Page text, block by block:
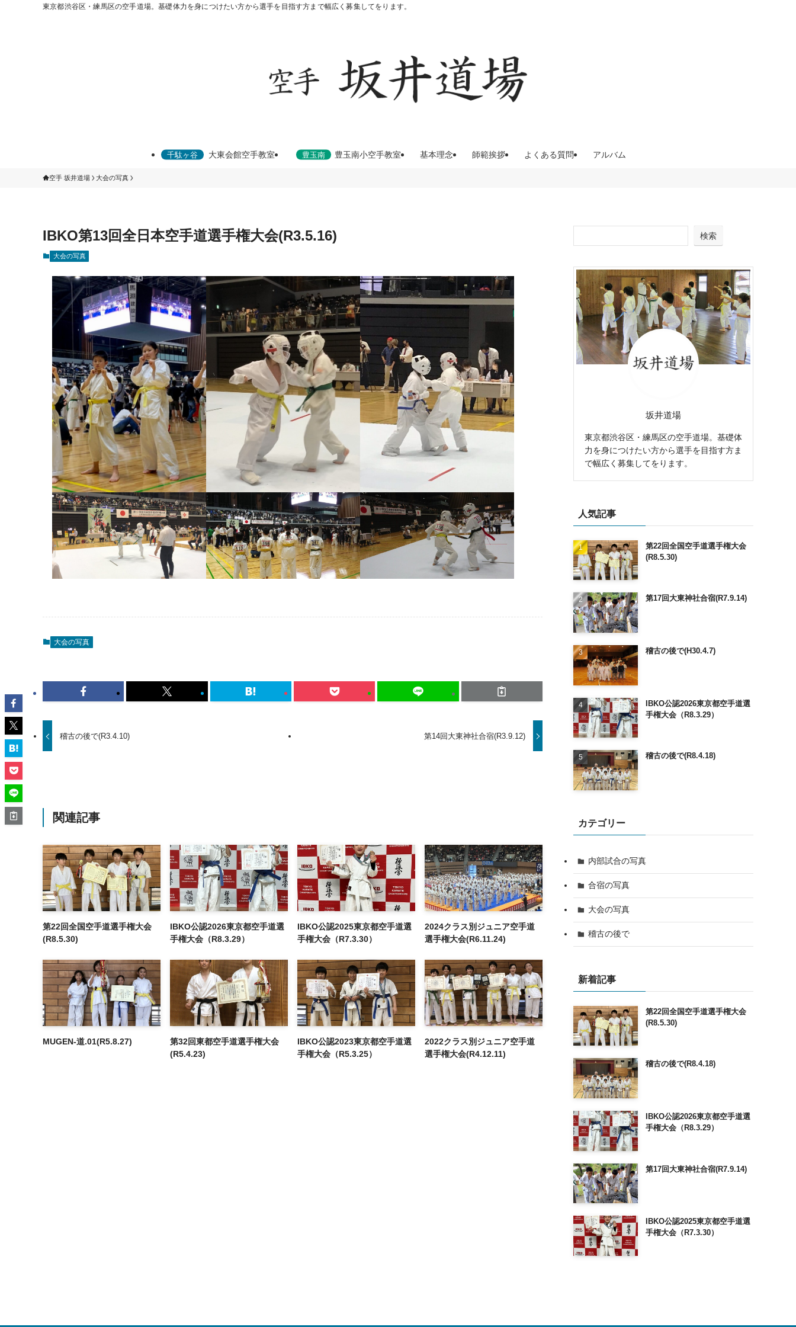
東京都渋谷区・練馬区の空手道場。基礎体力を身につけたい方から選手を目指す方まで幅広く募集してをります。
大東会館空手教室 豊玉南小空手教室 基本理念 師範挨拶 よくある質問 アルバム
空手 坂井道場 大会の写真
IBKO第13回全日本空手道選手権大会(R3.5.16)
大会の写真
大会の写真
稽古の後で(R3.4.10) 第14回大東神社合宿(R3.9.12)
関連記事
第22回全国空手道選手権大会
(R8.5.30)
IBKO公認2026東京都空手道選
手権大会（R8.3.29）
IBKO公認2025東京都空手道選
手権大会（R7.3.30）
2024クラス別ジュニア空手道
選手権大会(R6.11.24)
MUGEN-道.01(R5.8.27)
第32回東都空手道選手権大会
(R5.4.23)
IBKO公認2023東京都空手道選
手権大会（R5.3.25）
2022クラス別ジュニア空手道
選手権大会(R4.12.11)
検索
坂井道場
東京都渋谷区・練馬区の空手道場。基礎体
力を身につけたい方から選手を目指す方ま
で幅広く募集してをります。
人気記事
第22回全国空手道選手権大会
(R8.5.30)
第17回大東神社合宿(R7.9.14)
稽古の後で(H30.4.7)
IBKO公認2026東京都空手道選
手権大会（R8.3.29）
稽古の後で(R8.4.18)
カテゴリー
内部試合の写真
合宿の写真
大会の写真
稽古の後で
新着記事
第22回全国空手道選手権大会
(R8.5.30)
稽古の後で(R8.4.18)
IBKO公認2026東京都空手道選
手権大会（R8.3.29）
第17回大東神社合宿(R7.9.14)
IBKO公認2025東京都空手道選
手権大会（R7.3.30）